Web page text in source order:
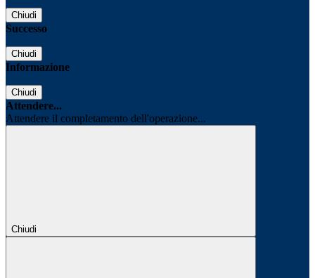
Chiudi
Successo
Chiudi
Informazione
Chiudi
Attendere...
Attendere il completamento dell'operazione...
Chiudi